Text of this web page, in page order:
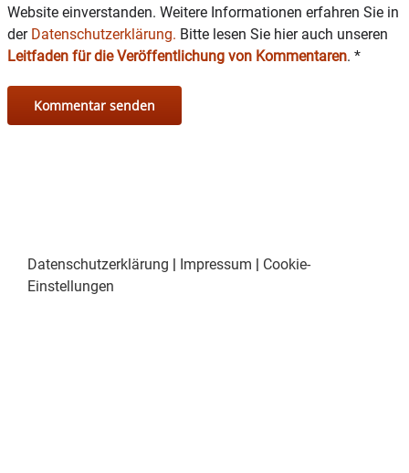
Website einverstanden. Weitere Informationen erfahren Sie in
der Datenschutzerklärung. Bitte lesen Sie hier auch unseren
Leitfaden für die Veröffentlichung von Kommentaren. *
Datenschutzerklärung | Impressum | Cookie-
Einstellungen